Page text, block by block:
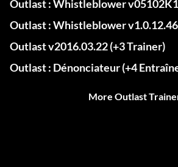
Outlast : Whistleblower
Outlast : Whistleblower
Outlast v2016.03.22 (+3 Trainer)
Outlast : Dénonciateur (+4
More Outlast